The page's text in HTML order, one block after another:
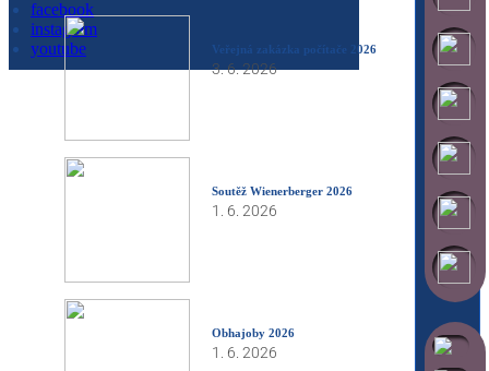
facebook
instagram
youtube
Veřejná zakázka počítače 2026
3. 6. 2026
Soutěž Wienerberger 2026
1. 6. 2026
Obhajoby 2026
1. 6. 2026